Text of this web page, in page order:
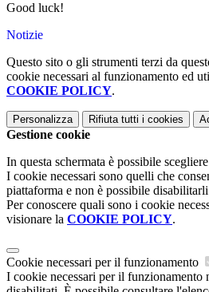
Good luck!
Notizie
Questo sito o gli strumenti terzi da
cookie necessari al funzionamento ed
COOKIE POLICY.
Personalizza Rifiuta tutti i cookies
Gestione cookie
In questa schermata è possibile
I cookie necessari sono quelli che
piattaforma e non è possibile
Per conoscere quali sono i cookie
visionare la COOKIE POLICY.
Cookie necessari per il funzionamento
I cookie necessari per il funzionamento